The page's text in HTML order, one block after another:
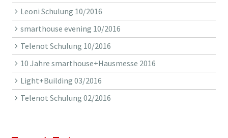
Leoni Schulung 10/2016
smarthouse evening 10/2016
Telenot Schulung 10/2016
10 Jahre smarthouse+Hausmesse 2016
Light+Building 03/2016
Telenot Schulung 02/2016